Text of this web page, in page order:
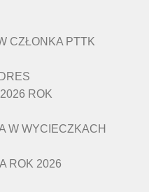
CZŁONKA PTTK
ROK
W WYCIECZKACH
ROK 2026